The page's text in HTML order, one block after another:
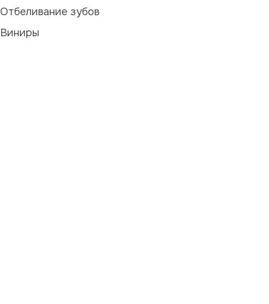
Отбеливание зубов
Виниры